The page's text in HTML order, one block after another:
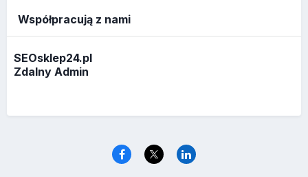
Współpracują z nami
SEOsklep24.pl
Zdalny Admin